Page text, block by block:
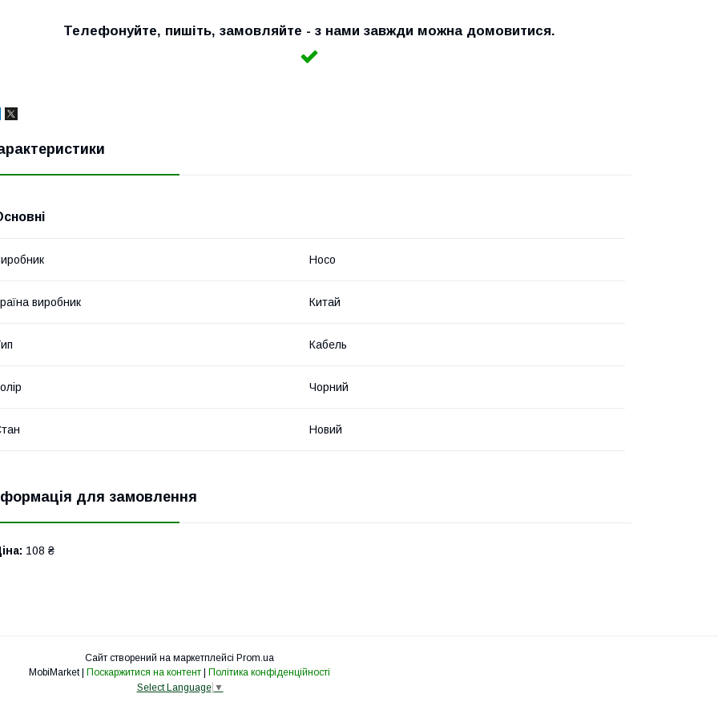
Телефонуйте, пишіть, замовляйте - з нами завжди можна домовитися.
Hoco
виробник Китай
Кабель
Чорний
Новий
для замовлення
108 ₴
Сайт створений на маркетплейсі Prom.ua
Поскаржитися на контент
Політика конфіденційності
Select Language ▼